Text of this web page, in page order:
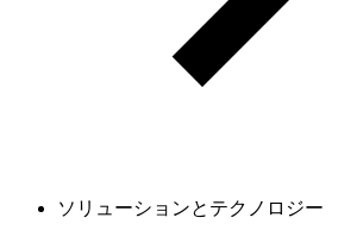
ソリューションとテクノロジー